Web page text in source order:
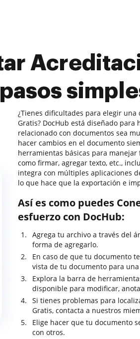
¿Tienes dificultades para elegir
Gratis? DocHub está diseñado
relacionado con documentos sea
hacer cambios en el documento
herramientas básicas para
como firmar, agregar texto, etc.,
integra con múltiples aplicaciones
lo que hace que la exportación e
Así es como puedes
esfuerzo con DocHub:
Agrega tu archivo a través del
forma de agregarlo.
En caso de que tu documento
vista de tu documento para
Explora la barra de
disponible para modificar,
Si tienes problemas para
Gratis, contacta a nuestros
Elige hacer que tu documento
con otros.